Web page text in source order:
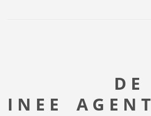
D E D
I N E E A G E N T